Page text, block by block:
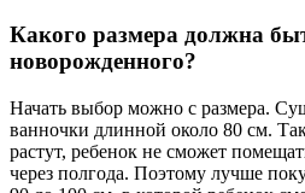
Какого размера должна
новорожденного?
Начать выбор можно с размера.
ванночки длинной около 80 см.
растут, ребенок не сможет
через полгода. Поэтому лучше